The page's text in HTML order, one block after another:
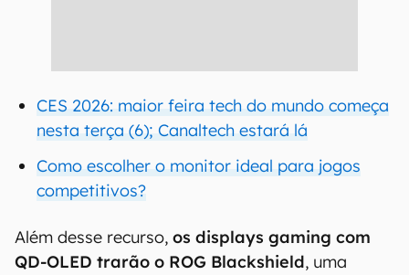
CES 2026: maior feira tech do mundo começa
nesta terça (6); Canaltech estará lá
Como escolher o monitor ideal para jogos
competitivos?
Além desse recurso, os displays gaming com
QD-OLED trarão o ROG Blackshield, uma